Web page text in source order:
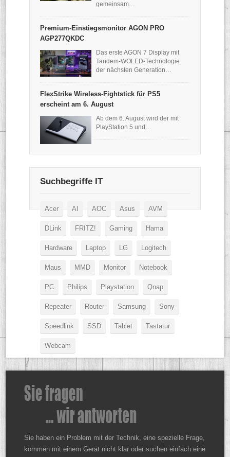
gemeinsam…
Premium-Einstiegsmonitor AGON PRO
AGP277QKDC
Das erste AGON 7 Display mit
Tandem-WOLED-Technologie
der nächsten Generation…
FlexStrike Wireless-Fightstick für PS5
erscheint am 6. August
Ab dem 6. August wird der mit
PlayStation 5 und…
Suchbegriffe IT
Acer AI AOC Asus AVM
DLink FRITZ! Gaming Hama
Hardware Laptop LG Logitech
Maus MMD Monitor Notebook
PC Philips Playstation Qnap
Repeater Router Samsung Sony
Speedlink SSD Tablet Tastatur
Webcam
Sie haben ein Problem mit der Technik, eine spezielle Frage,
kommen mit einem Gerät nicht klar oder suchen einfach eine